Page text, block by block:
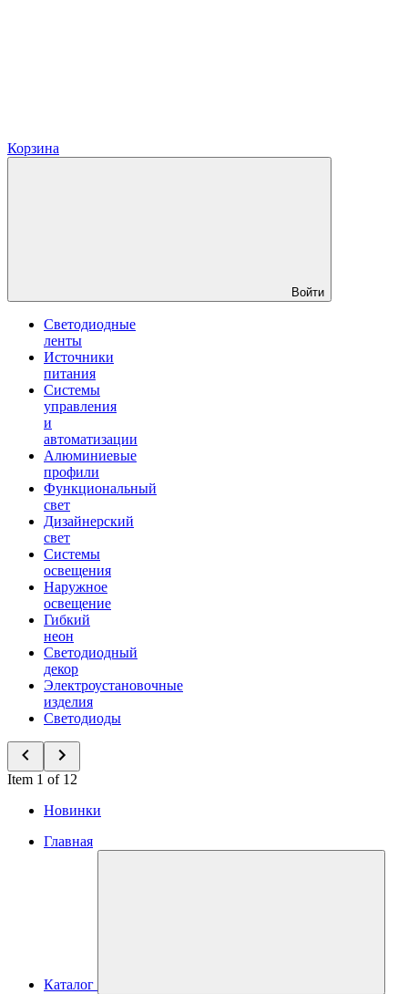
Корзина
Войти
Светодиодные
ленты
Источники
питания
Системы
управления
и
автоматизации
Алюминиевые
профили
Функциональный
свет
Дизайнерский
свет
Системы
освещения
Наружное
освещение
Гибкий
неон
Светодиодный
декор
Электроустановочные
изделия
Светодиоды
Item 1 of 12
Новинки
Главная
Каталог